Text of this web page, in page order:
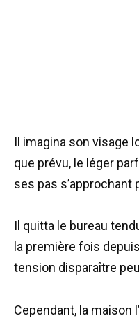
Il imagina son visage
que prévu, le léger
ses pas s’approchant
Il quitta le bureau
la première fois
tension disparaître
Cependant, la maison